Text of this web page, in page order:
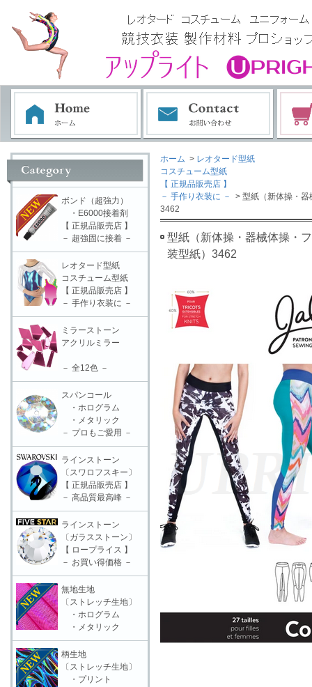
ホーム > レオタード型紙
コスチューム型紙
【 正規品販売店 】
－ 手作り衣装に －
> 型紙（新体操・
3462
型紙（新体操・器械体操・
装型紙）3462
ボンド（超強力）
・E6000接着剤
【 正規品販売店 】
－ 超強固に接着 －
レオタード型紙
コスチューム型紙
【 正規品販売店 】
－ 手作り衣装に －
ミラーストーン
アクリルミラー
－ 全12色 －
スパンコール
・ホログラム
・メタリック
－ プロもご愛用 －
ラインストーン
〔スワロフスキー〕
【 正規品販売店 】
－ 高品質最高峰 －
ラインストーン
〔ガラスストーン〕
【 ロープライス 】
－ お買い得価格 －
無地生地
〔ストレッチ生地〕
・ホログラム
・メタリック
柄生地
〔ストレッチ生地〕
・プリント